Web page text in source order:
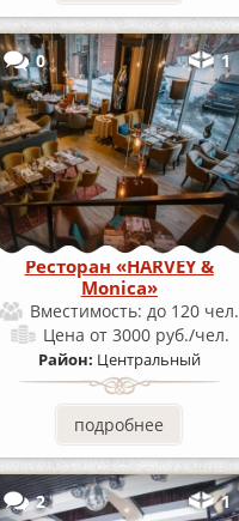
0 1
Ресторан «HARVEY &
Monica»
Вместимость:до 120 чел.
Цена от 3000 руб./чел.
Район: Центральный
подробнее
2 1